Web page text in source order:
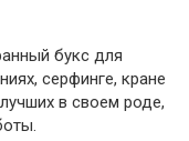
букс для
серфинге, кране
в своем роде,